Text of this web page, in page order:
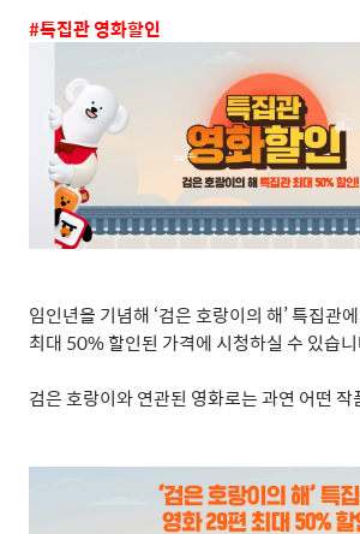
#특집관 영화할인
임인년을 기념해 ‘검은 호랑이의 해’특집관
최대 50%할인된 가격에 시청하실 수 있습
검은 호랑이와 연관된 영화로는 과연 어떤